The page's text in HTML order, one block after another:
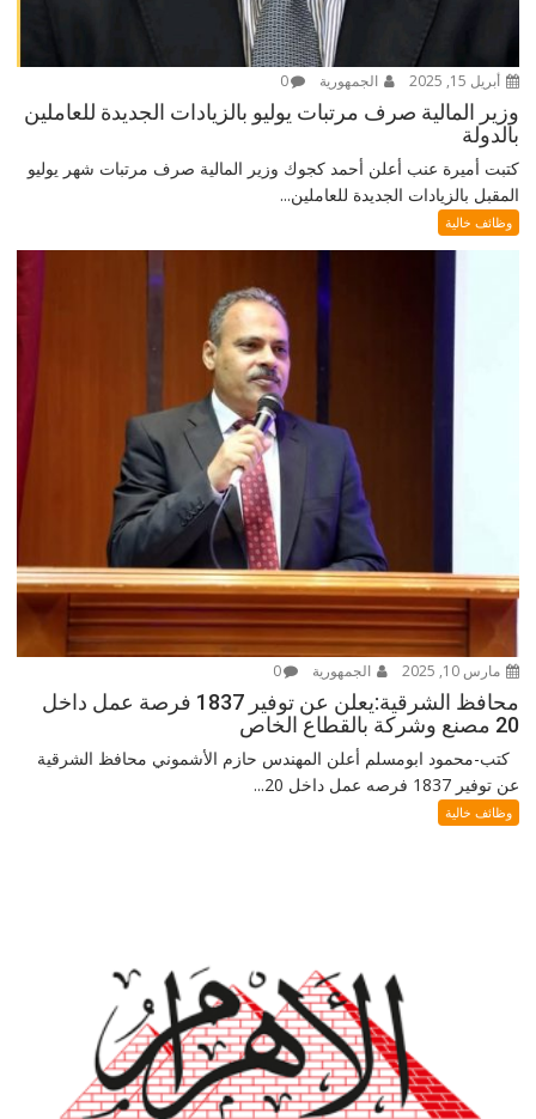
أبريل 15, 2025 الجمهورية 0
وزير المالية صرف مرتبات يوليو بالزيادات الجديدة للعاملين
بالدولة
كتبت أميرة عنب أعلن أحمد كجوك وزير المالية صرف مرتبات شهر يوليو
المقبل بالزيادات الجديدة للعاملين...
وظائف خالية
مارس 10, 2025 الجمهورية 0
محافظ الشرقية:يعلن عن توفير 1837 فرصة عمل داخل
20 مصنع وشركة بالقطاع الخاص
كتب-محمود ابومسلم أعلن المهندس حازم الأشموني محافظ الشرقية
عن توفير 1837 فرصه عمل داخل 20...
وظائف خالية